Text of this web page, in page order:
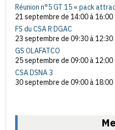
Réunion n°5 GT 15 « pack
21 septembre de 14:00à16:00
FS du CSA R DGAC
23 septembre de 09:30à12:30
GS OLAFATCO
25 septembre de 09:00à12:00
CSA DSNA 3
30 septembre de 09:00à18:00